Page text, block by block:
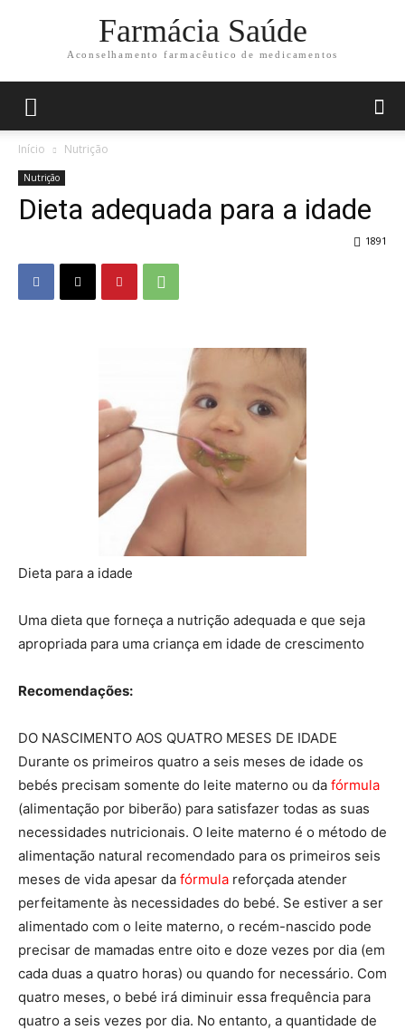
Farmácia Saúde
Aconselhamento farmacêutico de medicamentos
Início Nutrição
Nutrição
Dieta adequada para a idade
1891
Dieta para a idade
Uma dieta que forneça a nutrição adequada e que seja
apropriada para uma criança em idade de crescimento
Recomendações:
DO NASCIMENTO AOS QUATRO MESES DE IDADE
Durante os primeiros quatro a seis meses de idade os
bebés precisam somente do leite materno ou da fórmula
(alimentação por biberão) para satisfazer todas as suas
necessidades nutricionais. O leite materno é o método de
alimentação natural recomendado para os primeiros seis
meses de vida apesar da fórmula reforçada atender
perfeitamente às necessidades do bebé. Se estiver a ser
alimentado com o leite materno, o recém-nascido pode
precisar de mamadas entre oito e doze vezes por dia (em
cada duas a quatro horas) ou quando for necessário. Com
quatro meses, o bebé irá diminuir essa frequência para
quatro a seis vezes por dia. No entanto, a quantidade de